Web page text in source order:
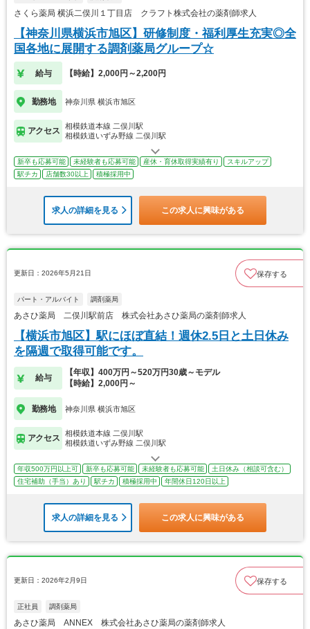
さくら薬局 横浜二俣川１丁目店 クラフト株式会社の薬剤師求人
【神奈川県横浜市旭区】研修制度・福利厚生充実◎全
国各地に展開する調剤薬局グループ☆
給与 【時給】2,000円～2,200円
勤務地 神奈川県 横浜市旭区
アクセス
相模鉄道本線 二俣川駅
相模鉄道いずみ野線 二俣川駅
新卒も応募可能 未経験者も応募可能 産休・育休取得実績有り
スキルアップ
駅チカ
店舗数30以上 積極採用中
求人の詳細を見る この求人に興味がある
更新日：2026年5月21日 保存する
パート・アルバイト 調剤薬局
あさひ薬局 二俣川駅前店 株式会社あさひ薬局の薬剤師求人
【横浜市旭区】駅にほぼ直結！週休2.5日と土日休み
を隔週で取得可能です。
給与
【年収】400万円～520万円30歳～モデル
【時給】2,000円～
勤務地 神奈川県 横浜市旭区
アクセス
相模鉄道本線 二俣川駅
相模鉄道いずみ野線 二俣川駅
年収500万円以上可 新卒も応募可能 未経験者も応募可能
土日休み（相談可含む）
住宅補助（手当）あり
駅チカ 積極採用中 年間休日120日以上
求人の詳細を見る この求人に興味がある
更新日：2026年2月9日 保存する
正社員 調剤薬局
あさひ薬局 ANNEX 株式会社あさひ薬局の薬剤師求人